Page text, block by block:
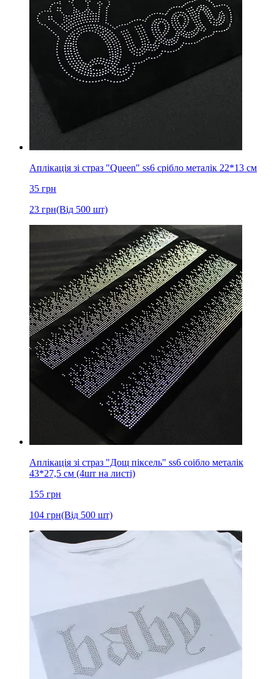
Аплікація зі страз "Queen" ss6 срібло металік 22*13 см
35 грн
23 грн(Від 500 шт)
Аплікація зі страз "Дощ піксель" ss6 соібло металік
43*27,5 см (4шт на листі)
155 грн
104 грн(Від 500 шт)